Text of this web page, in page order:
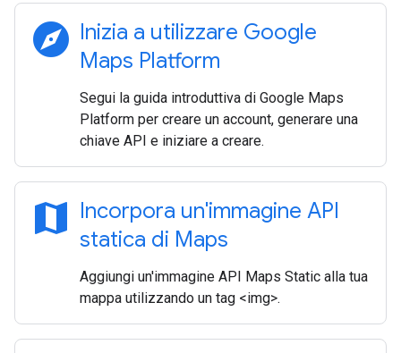
explore Inizia a utilizzare Google
Maps Platform
Segui la guida introduttiva di Google Maps
Platform per creare un account, generare una
chiave API e iniziare a creare.
map Incorpora un'immagine API
statica di Maps
Aggiungi un'immagine API Maps Static alla tua
mappa utilizzando un tag <img>.